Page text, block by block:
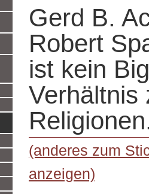
Gerd B.
Robert
ist kein
Verhältnis
(anderes zum
anzeigen)